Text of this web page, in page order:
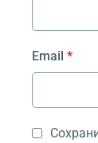
Email *